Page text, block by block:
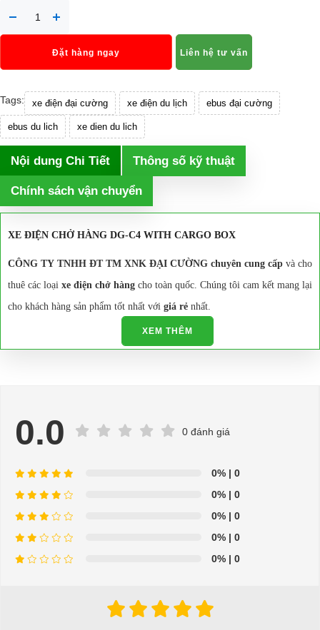
Đặt hàng ngay Liên hệ tư vấn
Tags: xe điện đại cường xe điện du lịch ebus đại cường
ebus du lich xe dien du lich
Nội dung Chi Tiết Thông số kỹ thuật
Chính sách vận chuyển
XE ĐIỆN CHỞ HÀNG DG-C4 WITH CARGO BOX
CÔNG TY TNHH ĐT TM XNK ĐẠI CƯỜNG chuyên cung cấp và cho
thuê các loại xe điện chở hàng cho toàn quốc. Chúng tôi cam kết mang lại
cho khách hàng sản phẩm tốt nhất với giá rẻ nhất.
kiểu dáng, rộng rãi thuận tiện cho vận chuyển
hàng hóa.
lưu hành…
Cung cấp phụ tùng thay thế chính hiệu trong thời gian nhanh nhất
Xe điện chở hàng trực tiếp từ các nhà sản xuất
tín
hàng đầu thế giới như Trung Quốc, Mỹ, Hàn Quốc,…Chúng tôi cam
kết sản phẩm có xuất xứ, bảo hành chính hãng đảm bảo chất lượng cao
Xe điện chở hàng
là sự lựa chọn hoàn hảo trong vận chuyển hàng hóa
thuận tiện, phong cách mới lạ và đặc biệt thuận lợi
XEM THÊM
0.0 0 đánh giá
0% | 0
0% | 0
0% | 0
0% | 0
0% | 0